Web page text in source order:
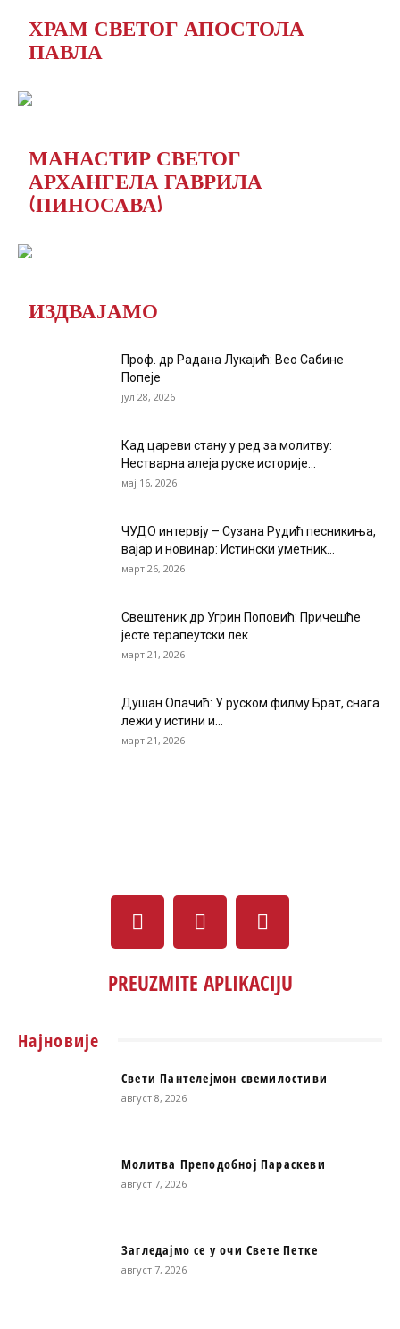
ХРАМ СВЕТОГ АПОСТОЛА
ПАВЛА
МАНАСТИР СВЕТОГ
АРХАНГЕЛА ГАВРИЛА
(ПИНОСАВА)
ИЗДВАЈАМО
Проф. др Радана Лукајић: Вео Сабине
Попеје
јул 28, 2026
Кад цареви стану у ред за молитву:
Нестварна алеја руске историје...
мај 16, 2026
ЧУДО интервју – Сузана Рудић песникиња,
вајар и новинар: Истински уметник...
март 26, 2026
Свештеник др Угрин Поповић: Причешће
јесте терапеутски лек
март 21, 2026
Душан Опачић: У руском филму Брат, снага
лежи у истини и...
март 21, 2026
PREUZMITE APLIKACIJU
Најновије
Свети Пантелејмон свемилостиви
август 8, 2026
Молитва Преподобној Параскеви
август 7, 2026
Загледајмо се у очи Свете Петке
август 7, 2026